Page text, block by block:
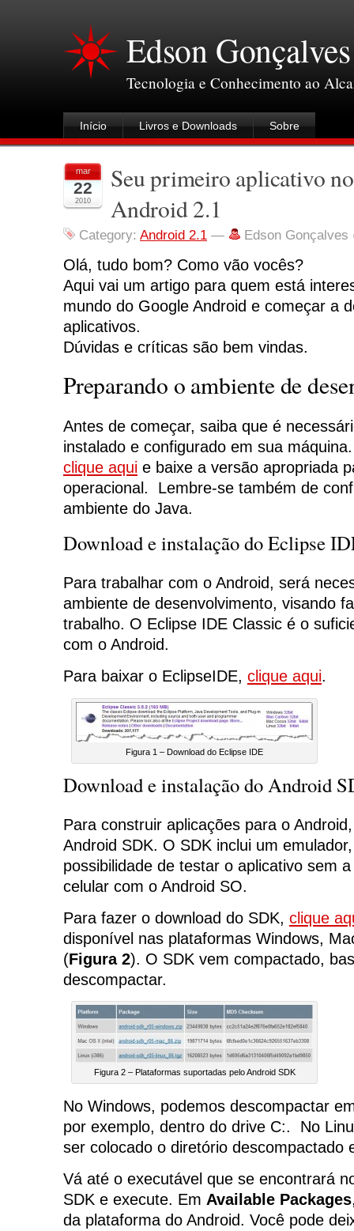
Edson Gonçalves
Tecnologia e Conhecimento ao
Início Livros e Downloads Sobre
mar
22
2010
Seu primeiro aplicativo
Android 2.1
Category: Android 2.1 — Edson Gonçalves
Olá, tudo bom? Como vão vocês?
Aqui vai um artigo para quem está
mundo do Google Android e começar a
aplicativos.
Dúvidas e críticas são bem vindas.
Preparando o ambiente de
Antes de começar, saiba que é
instalado e configurado em sua
clique aqui e baixe a versão apropriada
operacional. Lembre-se também de
ambiente do Java.
Download e instalação do Eclipse
Para trabalhar com o Android, será
ambiente de desenvolvimento, visando
trabalho. O Eclipse IDE Classic é o
com o Android.
Para baixar o EclipseIDE, clique aqui.
Figura 1 – Download do Eclipse IDE
Download e instalação do Android
Para construir aplicações para o
Android SDK. O SDK inclui um
possibilidade de testar o aplicativo sem
celular com o Android SO.
Para fazer o download do SDK, clique
disponível nas plataformas Windows,
(Figura 2). O SDK vem compactado,
descompactar.
Figura 2 – Plataformas suportadas pelo Android SDK
No Windows, podemos descompactar
por exemplo, dentro do drive C:. No
ser colocado o diretório descompactado
Vá até o executável que se encontrará
SDK e execute. Em Available Packages
da plataforma do Android. Você pode